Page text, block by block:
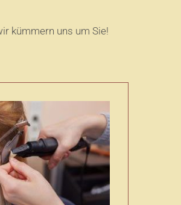
kümmern uns um Sie!